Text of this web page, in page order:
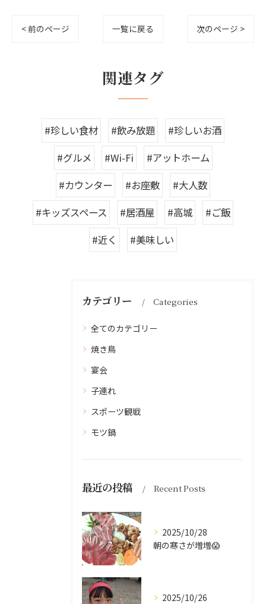
< 前のページ 一覧に戻る 次のページ >
関連タグ
#珍しい食材 #飲み放題
#珍しいお酒
#グルメ
#Wi-Fi
#アットホーム
#カウンター
#お座敷
#大人数
#キッズスペース
#居酒屋 #高城
#ご飯
#近く
#美味しい
カテゴリー Categories
全てのカテゴリー
焼き鳥
宴会
子連れ
スポーツ観戦
モツ鍋
最近の投稿 Recent Posts
2025/10/28
朝の寒さが増増😱
2025/10/26